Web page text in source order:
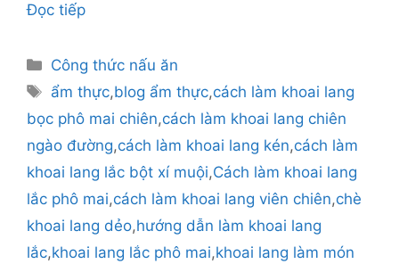
Đọc tiếp
Danh
mục
Công thức nấu ăn
Thẻ
ẩm thực,blog ẩm thực,cách làm khoai lang
bọc phô mai chiên,cách làm khoai lang chiên
ngào đường,cách làm khoai lang kén,cách làm
khoai lang lắc bột xí muội,Cách làm khoai lang
lắc phô mai,cách làm khoai lang viên chiên,chè
khoai lang dẻo,hướng dẫn làm khoai lang
lắc,khoai lang lắc phô mai,khoai lang làm món